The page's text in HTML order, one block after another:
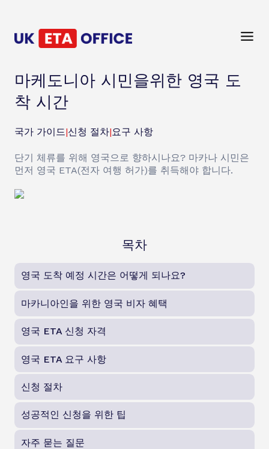
마케도니아 시민을위한 영국 도
착 시간
국가 가이드|신청 절차|요구 사항
단기 체류를 위해 영국으로 향하시나요? 마카나 시민은
먼저 영국 ETA(전자 여행 허가)를 취득해야 합니다.
목차
영국 도착 예정 시간은 어떻게 되나요?
마카니아인을 위한 영국 비자 혜택
영국 ETA 신청 자격
영국 ETA 요구 사항
신청 절차
성공적인 신청을 위한 팁
자주 묻는 질문